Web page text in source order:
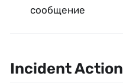
сообщение
Incident Action